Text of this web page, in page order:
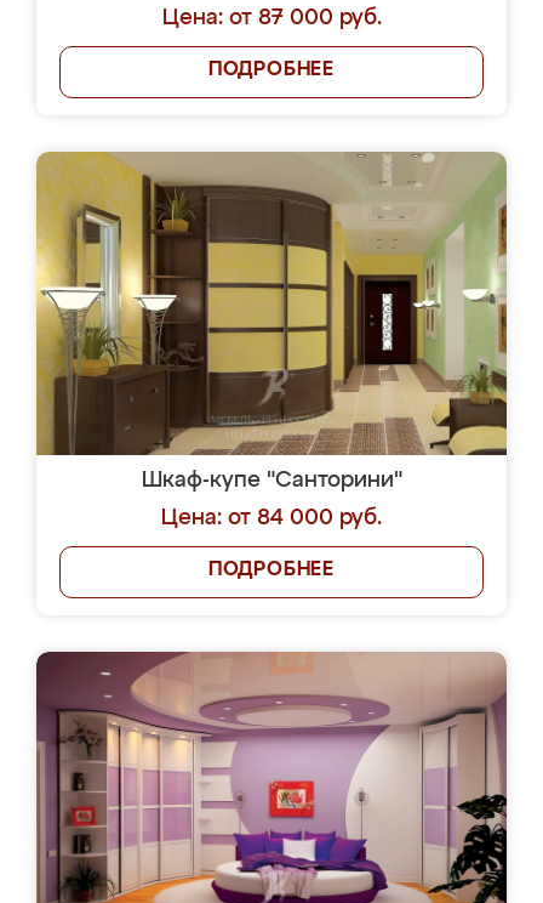
Цена: от 87 000 руб.
ПОДРОБНЕЕ
Шкаф-купе "Санторини"
Цена: от 84 000 руб.
ПОДРОБНЕЕ